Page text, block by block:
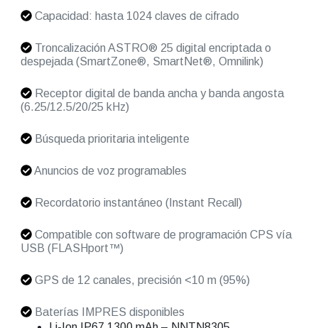
Capacidad: hasta 1024 claves de cifrado
Troncalización ASTRO® 25 digital encriptada o
despejada (SmartZone®, SmartNet®, Omnilink)
Receptor digital de banda ancha y banda angosta
(6.25/12.5/20/25 kHz)
Búsqueda prioritaria inteligente
Anuncios de voz programables
Recordatorio instantáneo (Instant Recall)
Compatible con software de programación CPS vía
USB (FLASHport™)
GPS de 12 canales, precisión <10 m (95%)
Baterías IMPRES disponibles